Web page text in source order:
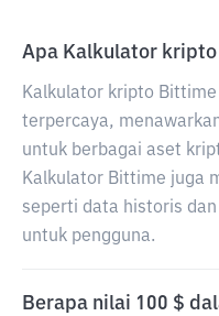
Apa Kalkulator
Kalkulator kripto
terpercaya,
untuk berbagai aset
Kalkulator Bittime juga
seperti data historis
untuk pengguna.
Berapa nilai 100 $